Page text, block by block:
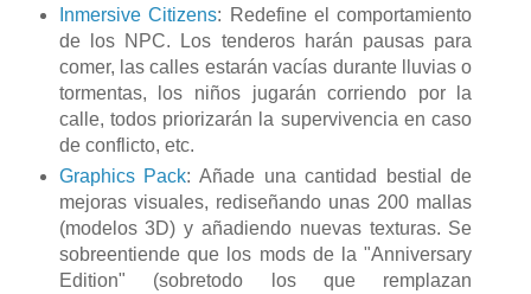
Inmersive Citizens: Redefine el comportamiento
de los NPC. Los tenderos harán pausas para
comer, las calles estarán vacías durante lluvias o
tormentas, los niños jugarán corriendo por la
calle, todos priorizarán la supervivencia en caso
de conflicto, etc.
Graphics Pack: Añade una cantidad bestial de
mejoras visuales, rediseñando unas 200 mallas
(modelos 3D) y añadiendo nuevas texturas. Se
sobreentiende que los mods de la "Anniversary
Edition" (sobretodo los que remplazan